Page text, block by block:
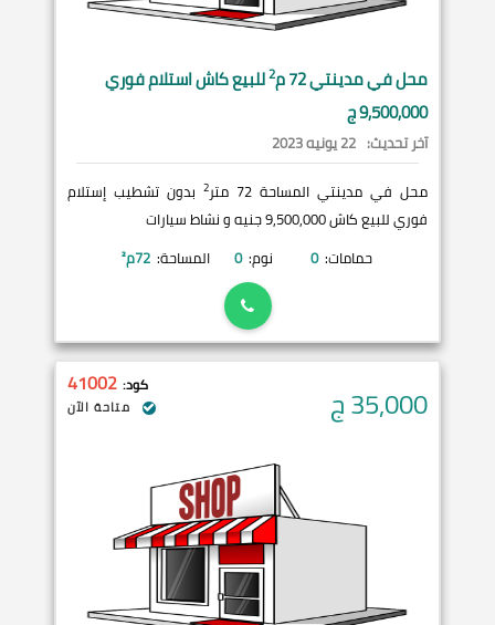
محل فيمدينتي 2للبيع كاش استلام فوري
9,500,000 ج
آخر تحديث: 22 يونيه 2023
محل في مدينتي المساحة 72 متر
2 بدون تشطيب إستلام
فوري للبيع كاش 9,500,000 جنيه و نشاط سيارات
حمامات: 0 نوم: 0 المساحة: 72م²
35,000ج كود: 41002
متاحة الآن